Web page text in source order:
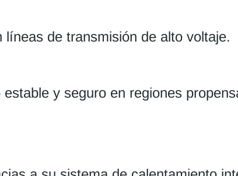
de transmisión de alto voltaje.
y seguro en regiones